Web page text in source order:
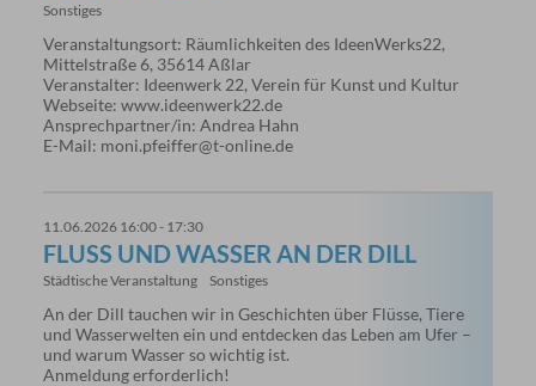
Sonstiges
Veranstaltungsort: Räumlichkeiten des IdeenWerks22,
Mittelstraße 6, 35614 Aßlar
Veranstalter: Ideenwerk 22, Verein für Kunst und Kultur
Webseite: www.ideenwerk22.de
Ansprechpartner/in: Andrea Hahn
E-Mail: moni.pfeiffer@t-online.de
11.06.2026 16:00 - 17:30
FLUSS UND WASSER AN DER DILL
Städtische Veranstaltung Sonstiges
An der Dill tauchen wir in Geschichten über Flüsse, Tiere
und Wasserwelten ein und entdecken das Leben am Ufer –
und warum Wasser so wichtig ist.
Anmeldung erforderlich!